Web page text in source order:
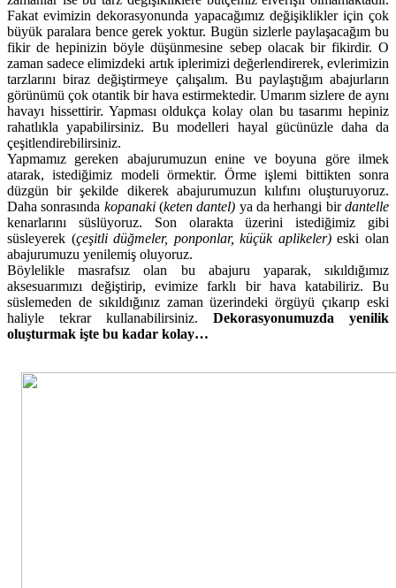
Fakat evimizin dekorasyonunda yapacağımız değişiklikler için çok
büyük paralara bence gerek yoktur. Bugün sizlerle paylaşacağım bu
fikir de hepinizin böyle düşünmesine sebep olacak bir fikirdir. O
zaman sadece elimizdeki artık iplerimizi değerlendirerek, evlerimizin
tarzlarını biraz değiştirmeye çalışalım. Bu paylaştığım abajurların
görünümü çok otantik bir hava estirmektedir. Umarım sizlere de aynı
havayı hissettirir. Yapması oldukça kolay olan bu tasarımı hepiniz
rahatlıkla yapabilirsiniz. Bu modelleri hayal gücünüzle daha da
çeşitlendirebilirsiniz.
Yapmamız gereken abajurumuzun enine ve boyuna göre ilmek
atarak, istediğimiz modeli örmektir. Örme işlemi bittikten sonra
düzgün bir şekilde dikerek abajurumuzun kılıfını oluşturuyoruz.
Daha sonrasında kopanaki(keten dantel) ya da herhangi birdantelle
kenarlarını süslüyoruz. Son olarakta üzerini istediğimiz gibi
süsleyerek (çeşitli düğmeler, ponponlar, küçük aplikeler)eski olan
abajurumuzu yenilemiş oluyoruz.
Böylelikle masrafsız olan bu abajuru yaparak, sıkıldığımız
aksesuarımızı değiştirip, evimize farklı bir hava katabiliriz. Bu
süslemeden de sıkıldığınız zaman üzerindeki örgüyü çıkarıp eski
haliyle tekrar kullanabilirsiniz. Dekorasyonumuzda yenilik
oluşturmak işte bu kadar kolay…